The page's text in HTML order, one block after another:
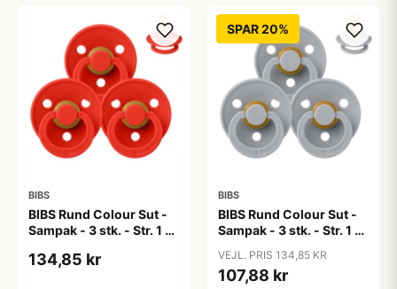
BIBS
BIBS Rund Colour Sut -
Sampak - 3 stk. - Str. 1 -
134,85 kr
SPAR 20%
BIBS
BIBS Rund Colour Sut -
Sampak - 3 stk. - Str. 1 -
VEJL. PRIS 134,85 KR
107,88 kr